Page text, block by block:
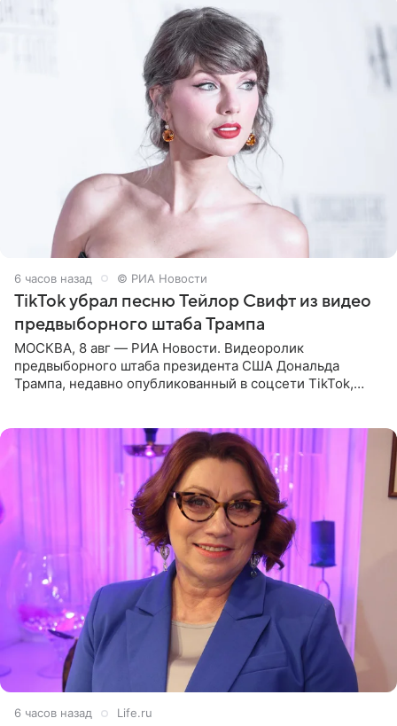
6 часов назад © РИА Новости
TikTok убрал песню Тейлор Свифт из видео
предвыборного штаба Трампа
МОСКВА, 8 авг — РИА Новости. Видеоролик
предвыборного штаба президента США Дональда
Трампа, недавно опубликованный в соцсети TikTok,
6 часов назад Life.ru